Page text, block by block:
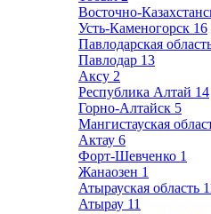
Восточно-
Усть-Каменогорск 16
Павлодарская
Павлодар 13
Аксу 2
Республика Алтай 14
Горно-Алтайск 5
Мангистауская
Актау 6
Форт-Шевченко 1
Жанаозен 1
Атырауская область
Атырау 11